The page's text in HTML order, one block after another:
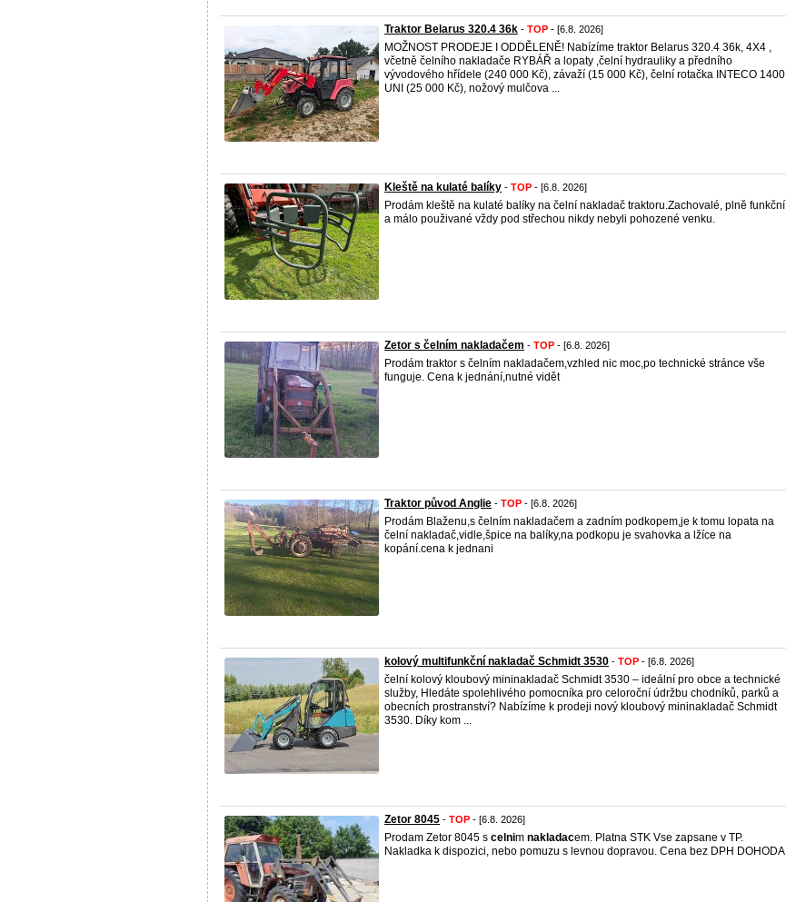
Traktor Belarus 320.4 36k - TOP - [6.8. 2026]
MOŽNOST PRODEJE I ODDĚLENĚ! Nabízíme traktor Belarus 320.4 36k, 4X4 ,
včetně čelního nakladače RYBÁŘ a lopaty ,čelní hydrauliky a předního
vývodového hřídele (240 000 Kč), závaží (15 000 Kč), čelní rotačka INTECO 1400
UNI (25 000 Kč), nožový mulčova ...
Kleště na kulaté balíky - TOP - [6.8. 2026]
Prodám kleště na kulaté balíky na čelní nakladač traktoru.Zachovalé, plně funkční
a málo použivané vždy pod střechou nikdy nebyli pohozené venku.
Zetor s čelním nakladačem - TOP - [6.8. 2026]
Prodám traktor s čelním nakladačem,vzhled nic moc,po technické stránce vše
funguje. Cena k jednání,nutné vidět
Traktor původ Anglie - TOP - [6.8. 2026]
Prodám Blaženu,s čelním nakladačem a zadním podkopem,je k tomu lopata na
čelní nakladač,vidle,špice na balíky,na podkopu je svahovka a lžíce na
kopání.cena k jednani
kolový multifunkční nakladač Schmidt 3530 - TOP - [6.8. 2026]
čelní kolový kloubový mininakladač Schmidt 3530 – ideální pro obce a technické
služby, Hledáte spolehlivého pomocníka pro celoroční údržbu chodníků, parků a
obecních prostranství? Nabízíme k prodeji nový kloubový mininakladač Schmidt
3530. Díky kom ...
Zetor 8045 - TOP - [6.8. 2026]
Prodam Zetor 8045 s celnim nakladacem. Platna STK Vse zapsane v TP.
Nakladka k dispozici, nebo pomuzu s levnou dopravou. Cena bez DPH DOHODA